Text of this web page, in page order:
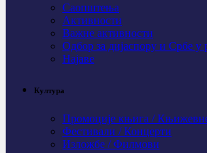
Саопштења
Активности
Важне активности
Одбор за дијаспору и Србе у
Најаве
Култура
Промоције књига /
Фестивали / Концерти
Изложбе / Филмови